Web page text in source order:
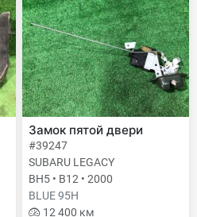
Замок пятой двери
#39247
SUBARU LEGACY
BH5 • B12 • 2000
BLUE 95H
12 400 км